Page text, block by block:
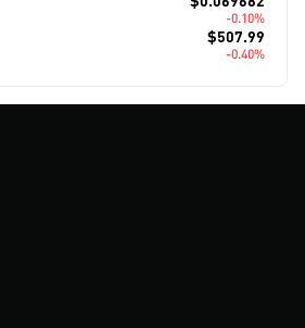
-0.10%
$507.99
-0.40%